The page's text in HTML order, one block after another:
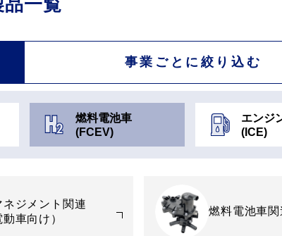
品一覧
事業ごとに 絞り込む
燃料電池車
(FCEV)
エンジ
(ICE)
ネジメント関連
動車向け）
燃料電池車関